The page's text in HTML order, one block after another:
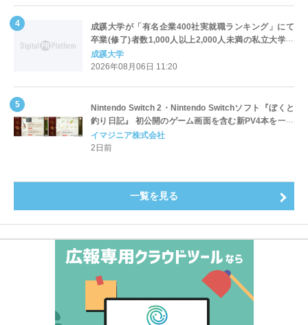
成蹊大学が「有名企業400社実就職ランキング」にて
卒業(修了)者数1,000人以上2,000人未満の私立大学で
全国第1位を獲得！～実就職率は26.5%（前年比＋
4.3pt）に伸長、東京の私立大学でも10位にランクイン
成蹊大学
2026年08月06日 11:20
Nintendo Switch 2・Nintendo Switchソフト『ぼくと
釣り日記』 初公開のゲーム画面を含む新PV4本を一挙
公開！
イマジニア株式会社
2日前
一覧を見る